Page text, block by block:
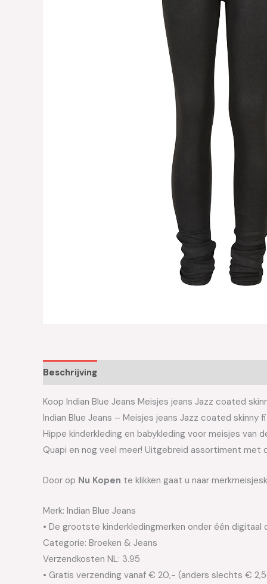
Beschrijving
Koop Indian Blue Jeans Meisjes jeans Jazz coated
Indian Blue Jeans – Meisjes jeans Jazz coated
Hippe kinderkleding en babykleding voor meisjes van
Quapi en nog veel meer! Uitgebreid assortiment
Door op Nu Kopen te klikken gaat u naar
Merk: Indian Blue Jeans
• De grootste kinderkledingmerken onder één digitaal
Categorie: Broeken & Jeans
Verzendkosten NL: 3.95
• Gratis verzending vanaf € 20,- (anders slechts €